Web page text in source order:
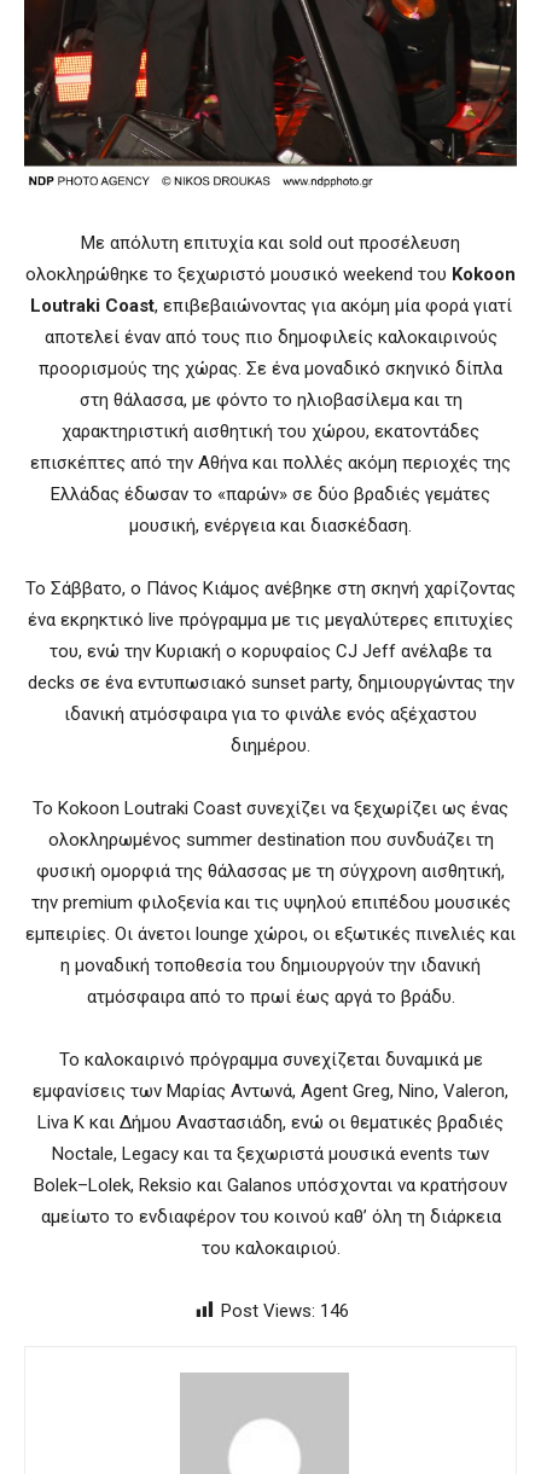
Με απόλυτη επιτυχία και sold out προσέλευση
ολοκληρώθηκε το ξεχωριστό μουσικό weekend του Kokoon
Loutraki Coast, επιβεβαιώνοντας για ακόμη μία φορά γιατί
αποτελεί έναν από τους πιο δημοφιλείς καλοκαιρινούς
προορισμούς της χώρας. Σε ένα μοναδικό σκηνικό δίπλα
στη θάλασσα, με φόντο το ηλιοβασίλεμα και τη
χαρακτηριστική αισθητική του χώρου, εκατοντάδες
επισκέπτες από την Αθήνα και πολλές ακόμη περιοχές της
Ελλάδας έδωσαν το «παρών» σε δύο βραδιές γεμάτες
μουσική, ενέργεια και διασκέδαση.
Το Σάββατο, ο Πάνος Κιάμος ανέβηκε στη σκηνή χαρίζοντας
ένα εκρηκτικό live πρόγραμμα με τις μεγαλύτερες επιτυχίες
του, ενώ την Κυριακή ο κορυφαίος CJ Jeff ανέλαβε τα
decks σε ένα εντυπωσιακό sunset party, δημιουργώντας την
ιδανική ατμόσφαιρα για το φινάλε ενός αξέχαστου
διημέρου.
Το Kokoon Loutraki Coast συνεχίζει να ξεχωρίζει ως ένας
ολοκληρωμένος summer destination που συνδυάζει τη
φυσική ομορφιά της θάλασσας με τη σύγχρονη αισθητική,
την premium φιλοξενία και τις υψηλού επιπέδου μουσικές
εμπειρίες. Οι άνετοι lounge χώροι, οι εξωτικές πινελιές και
η μοναδική τοποθεσία του δημιουργούν την ιδανική
ατμόσφαιρα από το πρωί έως αργά το βράδυ.
Το καλοκαιρινό πρόγραμμα συνεχίζεται δυναμικά με
εμφανίσεις των Μαρίας Αντωνά, Agent Greg, Nino, Valeron,
Liva K και Δήμου Αναστασιάδη, ενώ οι θεματικές βραδιές
Noctale, Legacy και τα ξεχωριστά μουσικά events των
Bolek–Lolek, Reksio και Galanos υπόσχονται να κρατήσουν
αμείωτο το ενδιαφέρον του κοινού καθ’ όλη τη διάρκεια
του καλοκαιριού.
Post Views: 146